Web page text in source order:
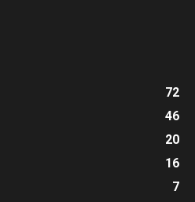
72
46
20
16
7